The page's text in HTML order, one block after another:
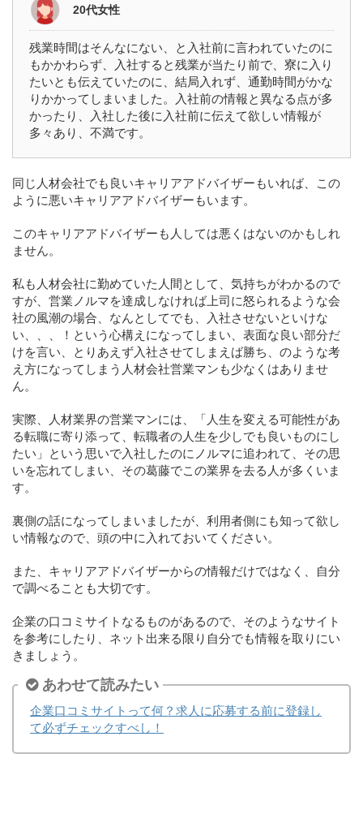
20代女性
残業時間はそんなにない、と入社前に言われていたのに
もかかわらず、入社すると残業が当たり前で、寮に入り
たいとも伝えていたのに、結局入れず、通勤時間がかな
りかかってしまいました。入社前の情報と異なる点が多
かったり、入社した後に入社前に伝えて欲しい情報が
多々あり、不満です。
同じ人材会社でも良いキャリアアドバイザーもいれば、この
ように悪いキャリアアドバイザーもいます。
このキャリアアドバイザーも人しては悪くはないのかもしれ
ません。
私も人材会社に勤めていた人間として、気持ちがわかるので
すが、営業ノルマを達成しなければ上司に怒られるような会
社の風潮の場合、なんとしてでも、入社させないといけな
い、、、！という心構えになってしまい、表面な良い部分だ
けを言い、とりあえず入社させてしまえば勝ち、のような考
え方になってしまう人材会社営業マンも少なくはありませ
ん。
実際、人材業界の営業マンには、「人生を変える可能性があ
る転職に寄り添って、転職者の人生を少しでも良いものにし
たい」という思いで入社したのにノルマに追われて、その思
いを忘れてしまい、その葛藤でこの業界を去る人が多くいま
す。
裏側の話になってしまいましたが、利用者側にも知って欲し
い情報なので、頭の中に入れておいてください。
また、キャリアアドバイザーからの情報だけではなく、自分
で調べることも大切です。
企業の口コミサイトなるものがあるので、そのようなサイト
を参考にしたり、ネット出来る限り自分でも情報を取りにい
きましょう。
あわせて読みたい
企業口コミサイトって何？求人に応募する前に登録し
て必ずチェックすべし！